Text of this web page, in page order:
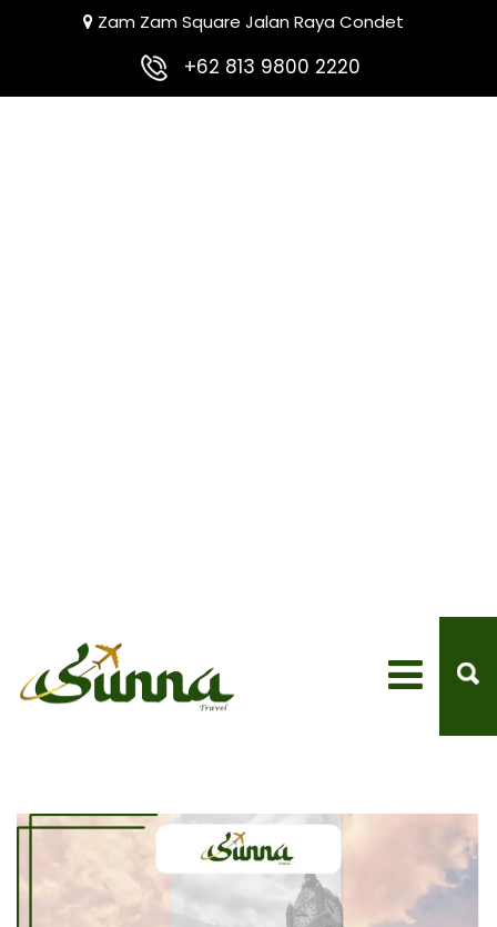
Zam Zam Square Jalan Raya Condet
+62 813 9800 2220